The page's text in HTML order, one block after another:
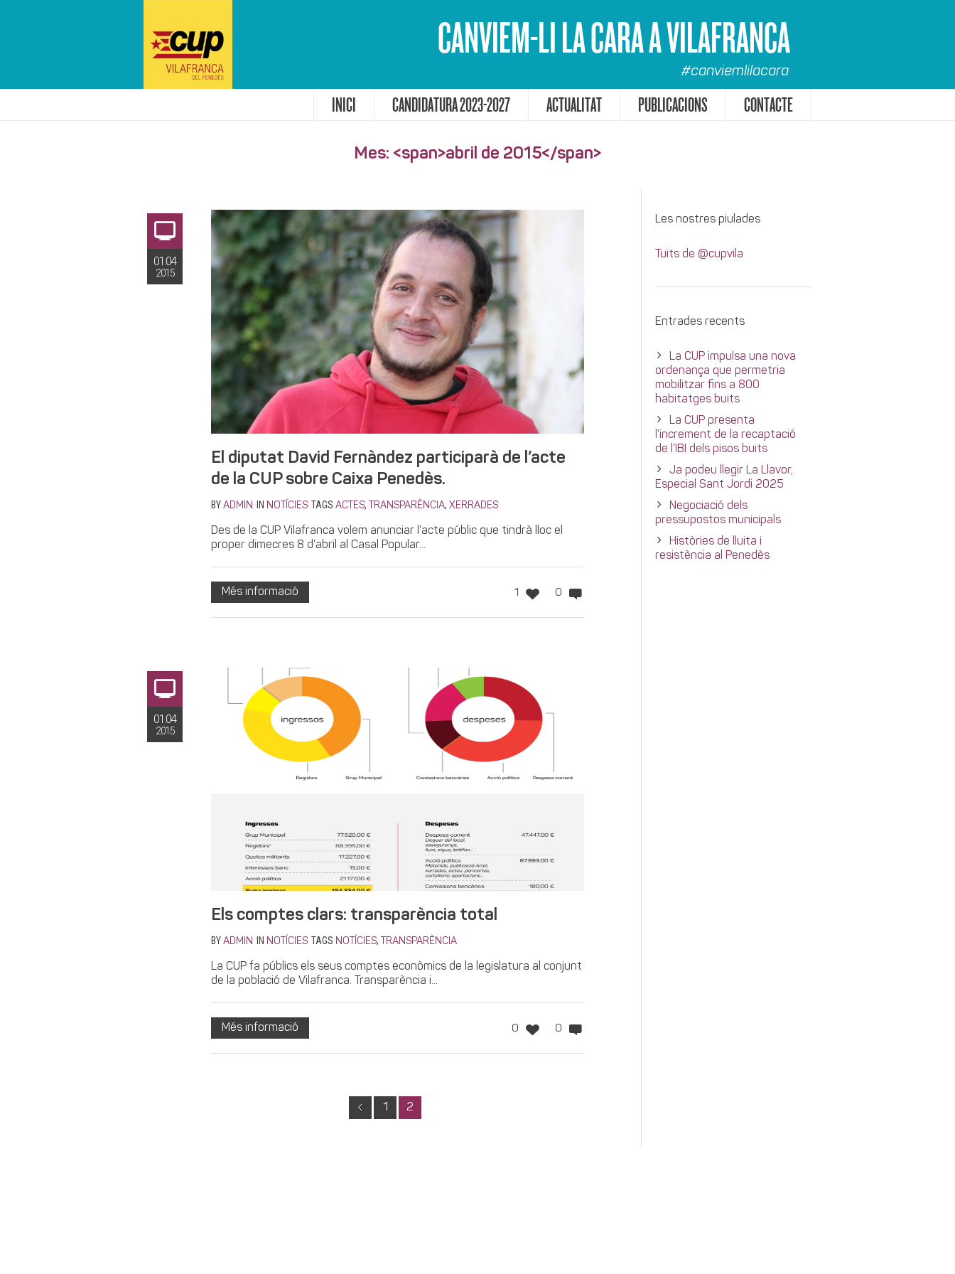
CANVIEM-LI LA CARA A VILAFRANCA
#canviemlilacara
INICI CANDIDATURA 2023-2027 ACTUALITAT PUBLICACIONS CONTACTE
Mes: <span>abril de 2015</span>
01.04
2015
El diputat David Fernàndez participarà de l’acte
de la CUP sobre Caixa Penedès.
BY ADMIN IN NOTÍCIES TAGS ACTES, TRANSPARÈNCIA, XERRADES
Des de la CUP Vilafranca volem anunciar l’acte públic que tindrà lloc el
proper dimecres 8 d’abril al Casal Popular...
1 0
Més informació
01.04
2015
Els comptes clars: transparència total
BY ADMIN IN NOTÍCIES TAGS NOTÍCIES, TRANSPARÈNCIA
La CUP fa públics els seus comptes econòmics de la legislatura al conjunt
de la població de Vilafranca. Transparència i...
0 0
Més informació
1 2
Les nostres piulades
Tuits de @cupvila
Entrades recents
La CUP impulsa una nova
ordenança que permetria
mobilitzar fins a 800
habitatges buits
La CUP presenta
l’increment de la recaptació
de l’IBI dels pisos buits
Ja podeu llegir La Llavor,
Especial Sant Jordi 2025
Negociació dels
pressupostos municipals
Històries de lluita i
resistència al Penedès